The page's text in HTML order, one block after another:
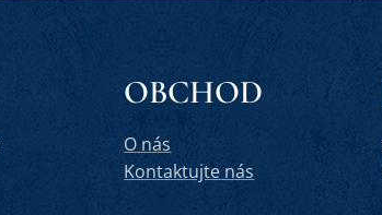
OBCHOD
O nás
Kontaktujte nás